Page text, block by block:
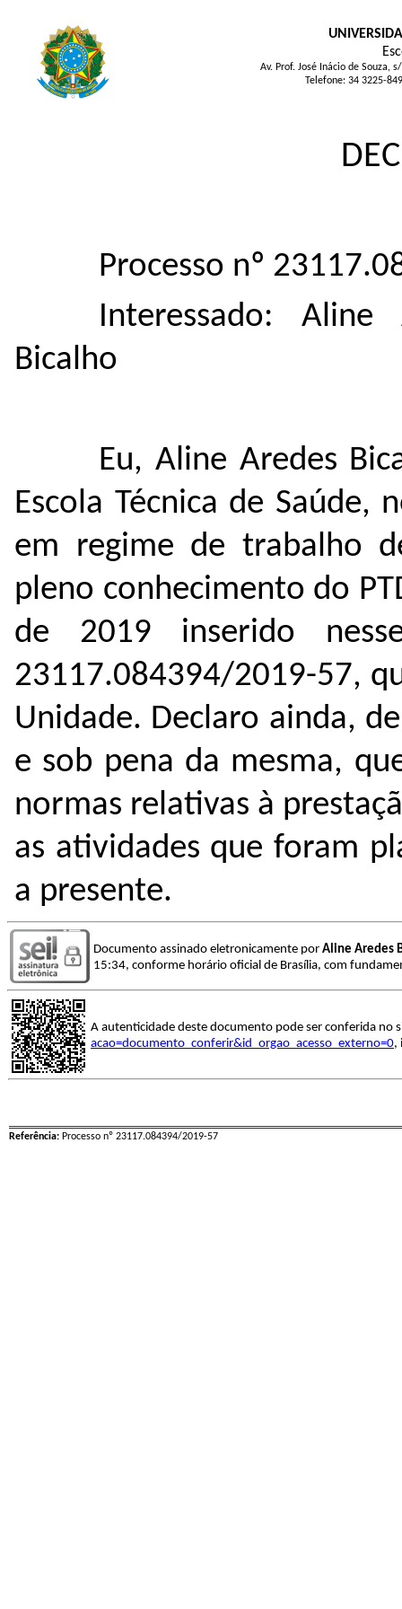
Av. Prof. José Inácio de Souza,
Telefone: 34 3225-
Processo nº
Interessado:
Bicalho
Eu, Aline Aredes
Escola Técnica de Saúde,
em regime de trabalho
pleno conhecimento do
de 2019 inserido
23117.084394/2019-57,
Unidade. Declaro ainda,
e sob pena da mesma,
normas relativas à
as atividades que foram
a presente.
Documento assinado eletronicamente por Aline Aredes
15:34, conforme horário oficial de Brasília, com
A autenticidade deste documento pode ser conferida no
acao=documento_conferir&id_orgao_acesso_externo=0,
Referência: Processo nº 23117.084394/2019-57